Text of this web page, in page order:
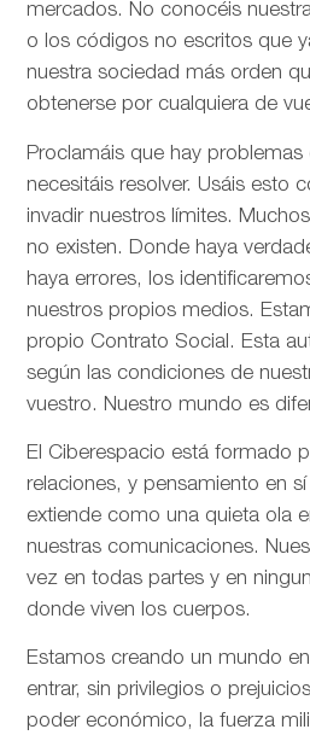
mercados. No conocéis
o los códigos no escritos que
nuestra sociedad más orden
obtenerse por cualquiera de
Proclamáis que hay
necesitáis resolver. Usáis esto
invadir nuestros límites.
no existen. Donde haya
haya errores, los
nuestros propios medios.
propio Contrato Social. Esta
según las condiciones de
vuestro. Nuestro mundo es
El Ciberespacio está formado
relaciones, y pensamiento en
extiende como una quieta ola
nuestras comunicaciones.
vez en todas partes y en
donde viven los cuerpos.
Estamos creando un mundo
entrar, sin privilegios o
poder económico, la fuerza